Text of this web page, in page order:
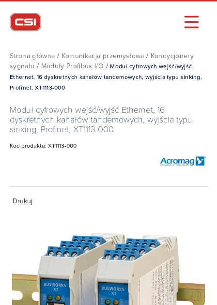
Strona główna / Komunikacja przemysłowa / Kondycjonery
sygnału / Moduły Profibus I/O /Moduł cyfrowych wejść/wyjść
Ethernet, 16 dyskretnych kanałów tandemowych, wyjścia typu sinking,
Profinet, XT1113-000
Moduł cyfrowych wejść/wyjść Ethernet, 16
dyskretnych kanałów tandemowych, wyjścia typu
sinking, Profinet, XT1113-000
Kod produktu: XT1113-000
Drukuj